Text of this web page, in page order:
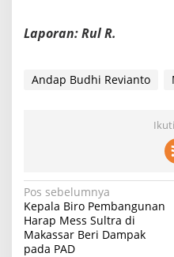
Laporan: Rul R.
Andap Budhi Revianto
N
a
v
Pos sebelumnya
Kepala Biro Pembangunan
Harap Mess Sultra di
Makassar Beri Dampak
pada PAD